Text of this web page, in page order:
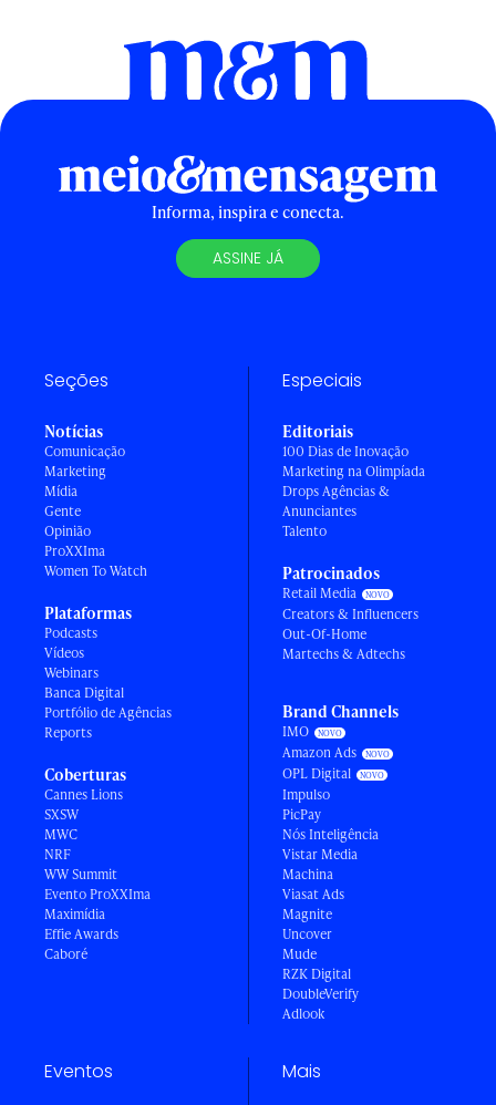
Informa, inspira e conecta.
ASSINE JÁ
Seções
Notícias
Comunicação
Marketing
Mídia
Gente
Opinião
ProXXIma
Women To Watch
Plataformas
Podcasts
Vídeos
Webinars
Banca Digital
Portfólio de Agências
Reports
Coberturas
Cannes Lions
SXSW
MWC
NRF
WW Summit
Evento ProXXIma
Maximídia
Effie Awards
Caboré
Especiais
Editoriais
100 Dias de Inovação
Marketing na Olimpíada
Drops Agências &
Anunciantes
Talento
Patrocinados
Retail Media
Creators & Influencers
Out-Of-Home
Martechs & Adtechs
Brand Channels
IMO
Amazon Ads
OPL Digital
Impulso
PicPay
Nós Inteligência
Vistar Media
Machina
Viasat Ads
Magnite
Uncover
Mude
RZK Digital
DoubleVerify
Adlook
Eventos Mais